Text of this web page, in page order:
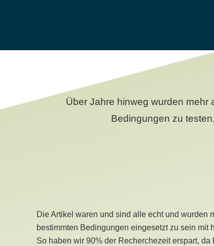
Über Jahre hinweg wurden mehr
Bedingungen zu
Die Artikel waren und sind alle echt und wurden
bestimmten Bedingungen eingesetzt zu sein mit
So haben wir 90% der Recherchezeit erspart,